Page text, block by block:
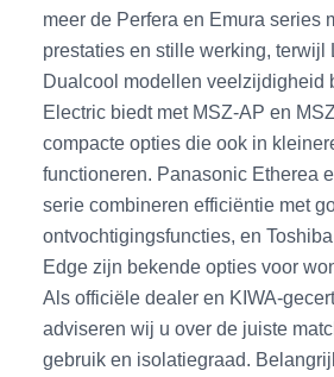
meer de Perfera en Emura series
prestaties en stille werking, terwijl
Dualcool modellen veelzijdigheid
Electric biedt met MSZ-AP en
compacte opties die ook in
functioneren. Panasonic Etherea
serie combineren efficiëntie met
ontvochtigingsfuncties, en
Edge zijn bekende opties voor
Als officiële dealer en KIWA-
adviseren wij u over de juiste
gebruik en isolatiegraad.